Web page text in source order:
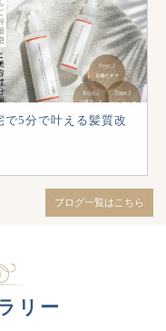
で5分で叶える髪質改
ブログ一覧はこちら
リー